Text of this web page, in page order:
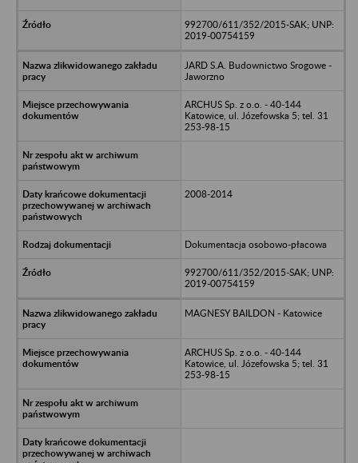
992700/611/352/2015-SAK; UNP:
2019-00754159
JARD S.A. Budownictwo Srogowe -
Jaworzno
ARCHUS Sp. z o.o. - 40-144
Katowice, ul. Józefowska 5; tel. 31
253-98-15
2008-2014
Dokumentacja osobowo-płacowa
992700/611/352/2015-SAK; UNP:
2019-00754159
MAGNESY BAILDON - Katowice
ARCHUS Sp. z o.o. - 40-144
Katowice, ul. Józefowska 5; tel. 31
253-98-15